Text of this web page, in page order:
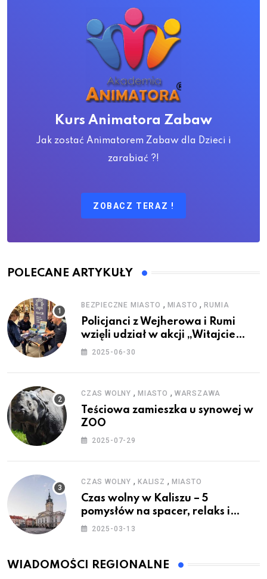
Kurs Animatora Zabaw
Jak zostać Animatorem Zabaw dla Dzieci i
zarabiać ?!
ZOBACZ TERAZ !
POLECANE ARTYKUŁY
BEZPIECZNE MIASTO , MIASTO ,RUMIA
Policjanci z Wejherowa i Rumi
wzięli udział w akcji „Witajcie
Wakacje”
2025-06-30
CZAS WOLNY , MIASTO , WARSZAWA
Teściowa zamieszka u synowej w
ZOO
2025-07-29
CZAS WOLNY , KALISZ , MIASTO
Czas wolny w Kaliszu – 5
pomysłów na spacer, relaks i
rodzinne atrakcje
2025-03-13
WIADOMOŚCI REGIONALNE